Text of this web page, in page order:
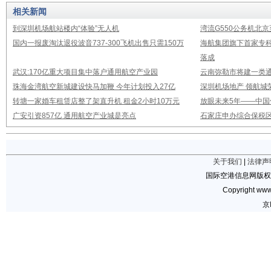
相关新闻
到深圳机场航站楼内“体验”无人机
湾流G550公务机北
国内一报废淘汰退役波音737-300飞机出售只需150万
海航集团旗下首家专
落成
武汉:170亿重大项目集中落户通用航空产业园
云南弥勒市将建一类
珠海金湾航空新城建设快马加鞭 今年计划投入27亿
深圳机场地产 领航城
转塘一家婚车租赁店整了架直升机 租金2小时10万元
放眼未来5年——中国
广安引资857亿 通用航空产业城是亮点
石家庄申办综合保税
关于我们
法律声
国际空港信息网版
Copyright